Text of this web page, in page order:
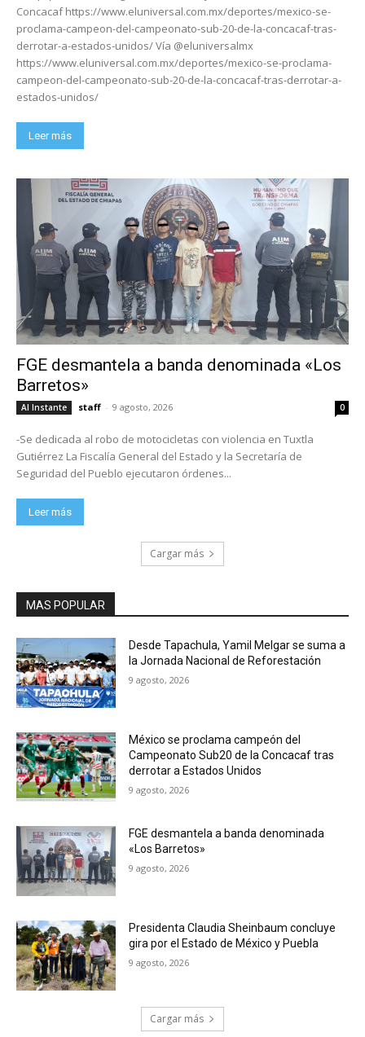
Concacaf https://www.eluniversal.com.mx/deportes/mexico-se-
proclama-campeon-del-campeonato-sub-20-de-la-concacaf-tras-
derrotar-a-estados-unidos/ Vía @eluniversalmx
https://www.eluniversal.com.mx/deportes/mexico-se-proclama-
campeon-del-campeonato-sub-20-de-la-concacaf-tras-derrotar-a-
estados-unidos/
Leer más
FGE desmantela a banda denominada «Los
Barretos»
Al Instante staff - 9 agosto, 2026 0
-Se dedicada al robo de motocicletas con violencia en Tuxtla
Gutiérrez La Fiscalía General del Estado y la Secretaría de
Seguridad del Pueblo ejecutaron órdenes...
Leer más
Cargar más
MAS POPULAR
Desde Tapachula, Yamil Melgar se suma a
la Jornada Nacional de Reforestación
9 agosto, 2026
México se proclama campeón del
Campeonato Sub20 de la Concacaf tras
derrotar a Estados Unidos
9 agosto, 2026
FGE desmantela a banda denominada
«Los Barretos»
9 agosto, 2026
Presidenta Claudia Sheinbaum concluye
gira por el Estado de México y Puebla
9 agosto, 2026
Cargar más